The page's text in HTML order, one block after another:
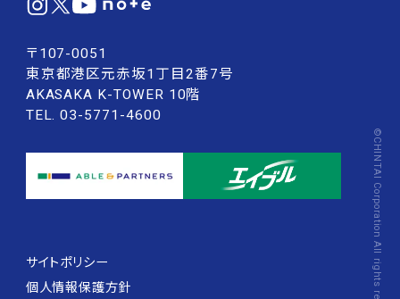
〒107-0051
東京都港区元赤坂1丁目2番7号
AKASAKA K-TOWER 10階
TEL. 03-5771-4600
サイトポリシー
個人情報保護方針
©CHINTAI Corporation All rights reserved.